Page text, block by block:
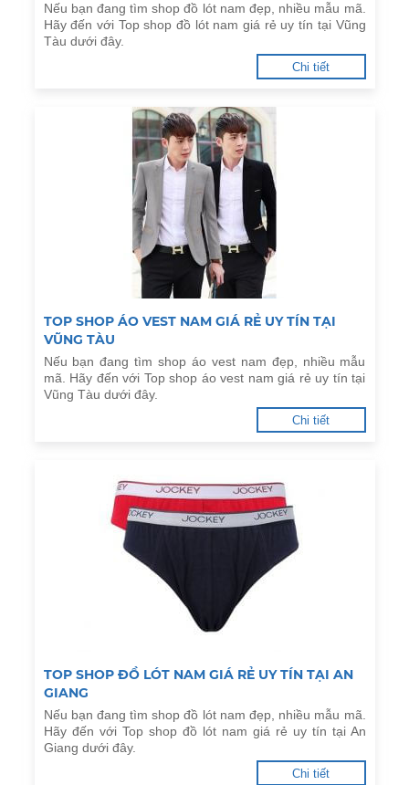
Nếu bạn đang tìm shop đồ lót nam đẹp, nhiều mẫu mã.
Hãy đến với Top shop đồ lót nam giá rẻ uy tín tại Vũng
Tàu dưới đây.
Chi tiết
TOP SHOP ÁO VEST NAM GIÁ RẺ UY TÍN TẠI
VŨNG TÀU
Nếu bạn đang tìm shop áo vest nam đẹp, nhiều mẫu
mã. Hãy đến với Top shop áo vest nam giá rẻ uy tín tại
Vũng Tàu dưới đây.
Chi tiết
TOP SHOP ĐỒ LÓT NAM GIÁ RẺ UY TÍN TẠI AN
GIANG
Nếu bạn đang tìm shop đồ lót nam đẹp, nhiều mẫu mã.
Hãy đến với Top shop đồ lót nam giá rẻ uy tín tại An
Giang dưới đây.
Chi tiết